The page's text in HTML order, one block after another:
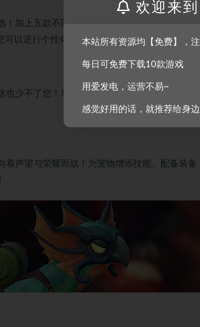
加上五款不同圣物副职，为您提供多种多样的
以进行个性化，使其与自身英雄的独特装扮相
少不了您！享受属于您自己的要塞，在那里
着声望与荣耀而战！为宠物增添技能、配备装
欢迎来
本站所有资源均【免费】，
每日可免费下载10款游戏
用爱发电，运营不易~
感觉好用的话，就推荐给身